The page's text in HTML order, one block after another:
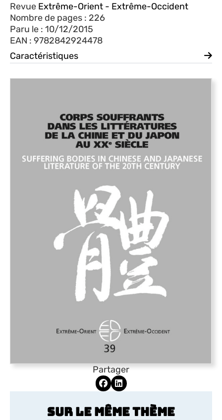
Partager
Revue Extrême-Orient - Extrême-Occident
Nombre de pages : 226
Paru le : 10/12/2015
EAN : 9782842924478
Caractéristiques
Sur le même thème